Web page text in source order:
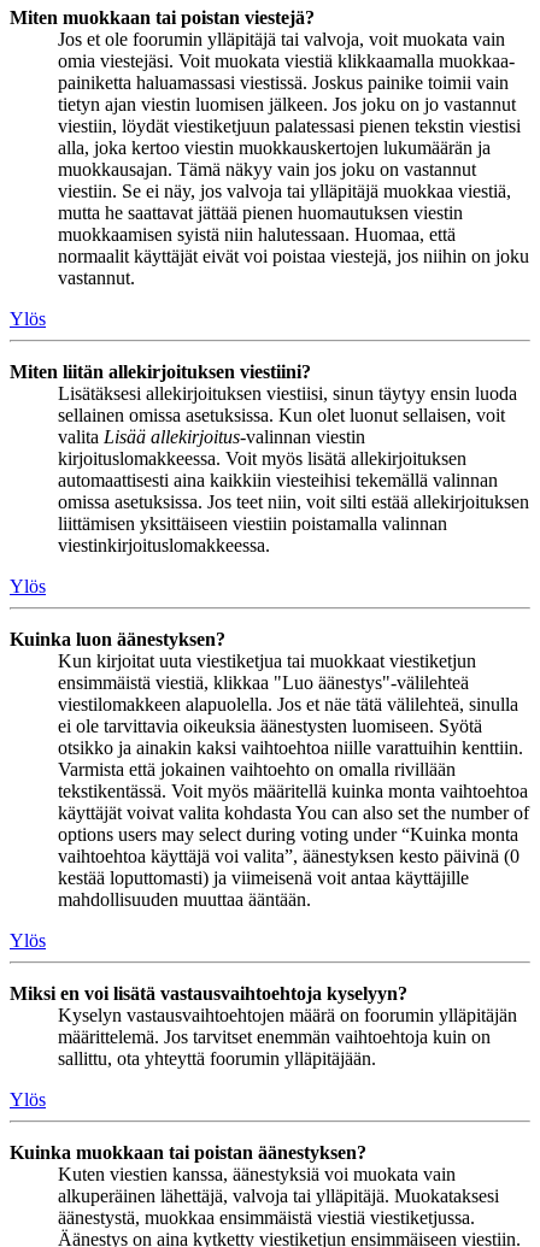
Miten muokkaan tai poistan viestejä?
Jos et ole foorumin ylläpitäjä tai valvoja, voit muokata vain
omia viestejäsi. Voit muokata viestiä klikkaamalla muokkaa-
painiketta haluamassasi viestissä. Joskus painike toimii vain
tietyn ajan viestin luomisen jälkeen. Jos joku on jo vastannut
viestiin, löydät viestiketjuun palatessasi pienen tekstin viestisi
alla, joka kertoo viestin muokkauskertojen lukumäärän ja
muokkausajan. Tämä näkyy vain jos joku on vastannut
viestiin. Se ei näy, jos valvoja tai ylläpitäjä muokkaa viestiä,
mutta he saattavat jättää pienen huomautuksen viestin
muokkaamisen syistä niin halutessaan. Huomaa, että
normaalit käyttäjät eivät voi poistaa viestejä, jos niihin on joku
vastannut.
Ylös
Miten liitän allekirjoituksen viestiini?
Lisätäksesi allekirjoituksen viestiisi, sinun täytyy ensin luoda
sellainen omissa asetuksissa. Kun olet luonut sellaisen, voit
valita Lisää allekirjoitus-valinnan viestin
kirjoituslomakkeessa. Voit myös lisätä allekirjoituksen
automaattisesti aina kaikkiin viesteihisi tekemällä valinnan
omissa asetuksissa. Jos teet niin, voit silti estää allekirjoituksen
liittämisen yksittäiseen viestiin poistamalla valinnan
viestinkirjoituslomakkeessa.
Ylös
Kuinka luon äänestyksen?
Kun kirjoitat uuta viestiketjua tai muokkaat viestiketjun
ensimmäistä viestiä, klikkaa "Luo äänestys"-välilehteä
viestilomakkeen alapuolella. Jos et näe tätä välilehteä, sinulla
ei ole tarvittavia oikeuksia äänestysten luomiseen. Syötä
otsikko ja ainakin kaksi vaihtoehtoa niille varattuihin kenttiin.
Varmista että jokainen vaihtoehto on omalla rivillään
tekstikentässä. Voit myös määritellä kuinka monta vaihtoehtoa
käyttäjät voivat valita kohdasta You can also set the number of
options users may select during voting under “Kuinka monta
vaihtoehtoa käyttäjä voi valita”, äänestyksen kesto päivinä (0
kestää loputtomasti) ja viimeisenä voit antaa käyttäjille
mahdollisuuden muuttaa ääntään.
Ylös
Miksi en voi lisätä vastausvaihtoehtoja kyselyyn?
Kyselyn vastausvaihtoehtojen määrä on foorumin ylläpitäjän
määrittelemä. Jos tarvitset enemmän vaihtoehtoja kuin on
sallittu, ota yhteyttä foorumin ylläpitäjään.
Ylös
Kuinka muokkaan tai poistan äänestyksen?
Kuten viestien kanssa, äänestyksiä voi muokata vain
alkuperäinen lähettäjä, valvoja tai ylläpitäjä. Muokataksesi
äänestystä, muokkaa ensimmäistä viestiä viestiketjussa.
Äänestys on aina kytketty viestiketjun ensimmäiseen viestiin.